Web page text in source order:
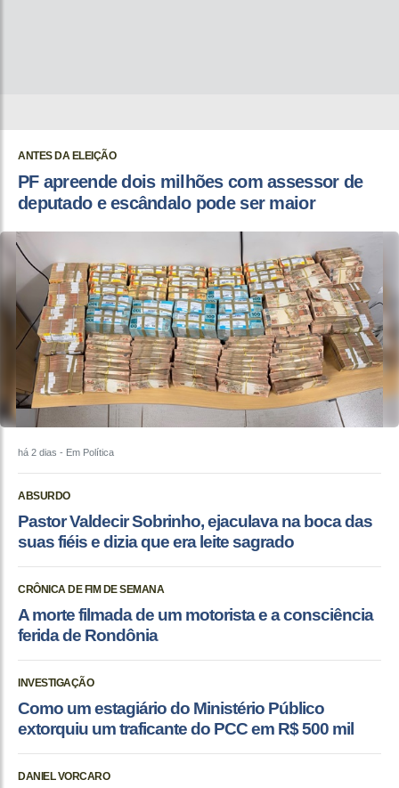
ANTES DA ELEIÇÃO
PF apreende dois milhões com assessor de
deputado e escândalo pode ser maior
há 2 dias - Em Política
ABSURDO
Pastor Valdecir Sobrinho, ejaculava na boca das
suas fiéis e dizia que era leite sagrado
CRÔNICA DE FIM DE SEMANA
A morte filmada de um motorista e a consciência
ferida de Rondônia
INVESTIGAÇÃO
Como um estagiário do Ministério Público
extorquiu um traficante do PCC em R$ 500 mil
DANIEL VORCARO